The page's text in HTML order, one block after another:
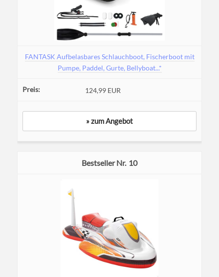
FANTASK Aufbelasbares Schlauchboot, Fischerboot mit
Pumpe, Paddel, Gurte, Bellyboat...*
124,99 EUR
» zum Angebot
10